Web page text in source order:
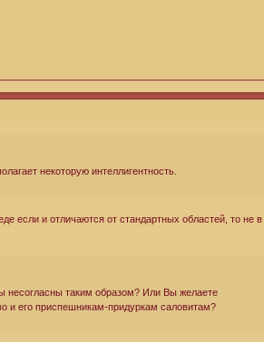
некоторую интеллигентность.
если и отличаются от стандартных областей, то не
несогласны таким образом? Или Вы желаете
и его приспешникам-придуркам саловитам?